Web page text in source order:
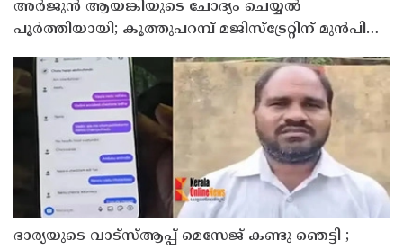
അര്‍ജുന്‍ ആയങ്കിയുടെ ചോദ്യം ചെയ്യല്‍
പൂര്‍ത്തിയായി; കൂത്തുപറമ്പ് മജിസ്ട്രേറ്റിന് മുൻപില്‍
ഹാജരാക്കും
ഭാര്യയുടെ വാട്സ്ആപ്പ് മെസേജ് കണ്ടു ഞെട്ടി ;